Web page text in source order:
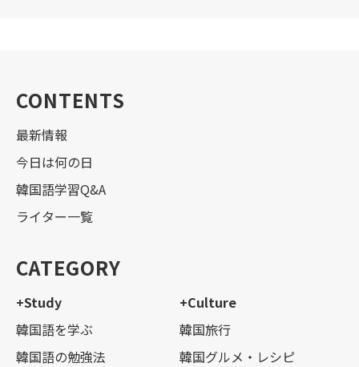
CONTENTS
最新情報
今日は何の日
韓国語学習Q&A
ライター一覧
CATEGORY
+Study
韓国語を学ぶ
韓国語の勉強法
+Culture
韓国旅行
韓国グルメ・レシピ